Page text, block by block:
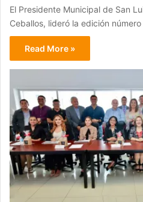
El Presidente Municipal de San
Ceballos, lideró la edición
Read More »